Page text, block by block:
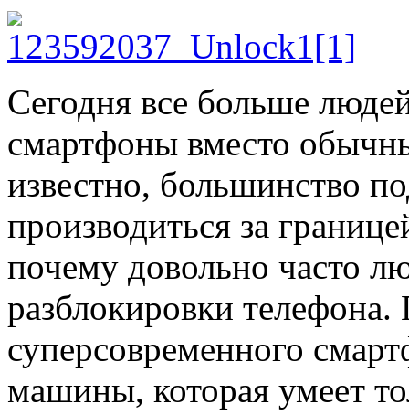
Сегодня все больше
смартфоны вместо
известно, большинство
производиться за
почему довольно часто
разблокировки
суперсовременного
машины, которая умеет